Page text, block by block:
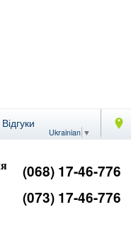
Відгуки
Ukrainian ▼
(068) 17-46-776
(073) 17-46-776